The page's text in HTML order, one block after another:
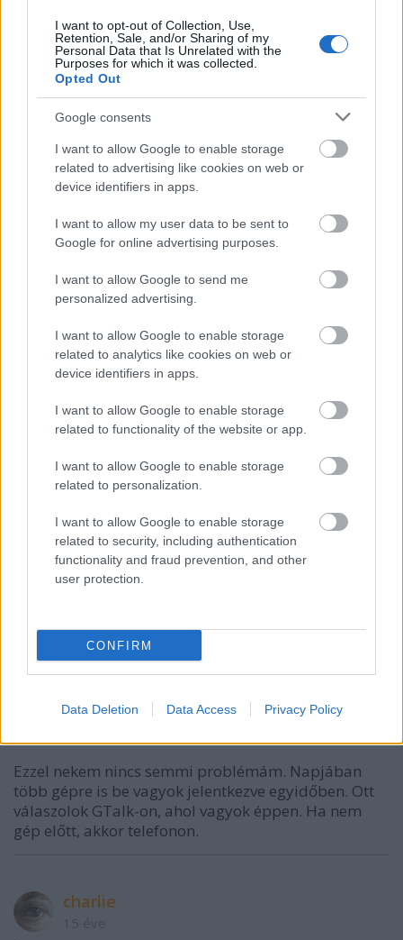
I want to opt-out of Collection, Use,
Retention, Sale, and/or Sharing of my
Personal Data that Is Unrelated with the
Purposes for which it was collected.
Opted Out
Google consents
I want to allow Google to enable storage
related to advertising like cookies on web or
device identifiers in apps.
I want to allow my user data to be sent to
Google for online advertising purposes.
I want to allow Google to send me
personalized advertising.
I want to allow Google to enable storage
related to analytics like cookies on web or
device identifiers in apps.
I want to allow Google to enable storage
related to functionality of the website or app.
I want to allow Google to enable storage
related to personalization.
I want to allow Google to enable storage
related to security, including authentication
functionality and fraud prevention, and other
user protection.
CONFIRM
Data Deletion Data Access Privacy Policy
Szólj hozzá!
A hozzászóláshoz be kell lépned!
VAGY
Nakhchivan
15 éve
Legmeglepőbb Android app az Instant Heart Rate.
Hutchington
15 éve
"Btw, nincs annál idegesítőbb, mint mikor az
androidos GTalk kliensen és a laptopos GTalk
kezdhetne már valamit a Google. Mondjuk ha be
vagyok jelentkezve a laptopomon GTalkba, akkor
nem kéne a mobilomra is letolni az értesítést arról,
összeszinkronizálhatnák a különféle platformokon
Ezzel nekem nincs semmi problémám. Napjában
több gépre is be vagyok jelentkezve egyidőben. Ott
válaszolok GTalk-on, ahol vagyok éppen. Ha nem
gép előtt, akkor telefonon.
charlie